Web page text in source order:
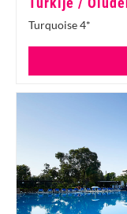
Turquoise 4*